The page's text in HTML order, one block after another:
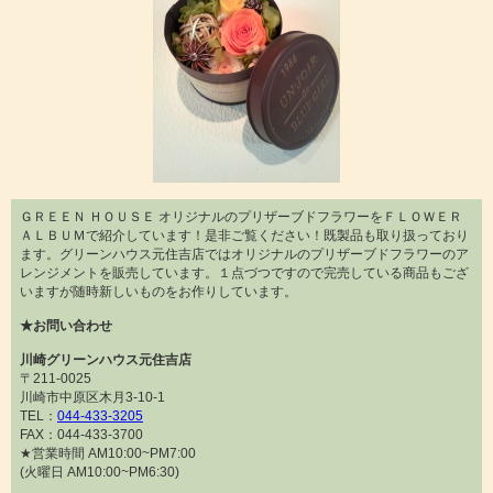
ＧＲＥＥＮ ＨＯＵＳＥ オリジナルのプリザーブドフラワーをＦＬＯＷＥＲ
ＡＬＢＵＭで紹介しています！是非ご覧ください！既製品も取り扱っており
ます。グリーンハウス元住吉店ではオリジナルのプリザーブドフラワーのア
レンジメントを販売しています。１点づつですので完売している商品もござ
いますが随時新しいものをお作りしています。
★お問い合わせ
川崎グリーンハウス元住吉店
〒211-0025
川崎市中原区木月3-10-1
TEL： 044-433-3205
FAX：044-433-3700
★営業時間 AM10:00~PM7:00
(火曜日 AM10:00~PM6:30)